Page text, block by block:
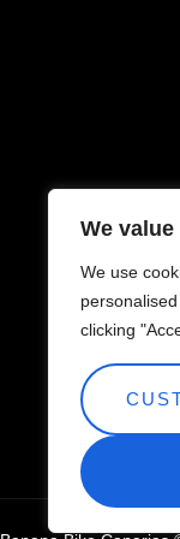
We
We use
clicking